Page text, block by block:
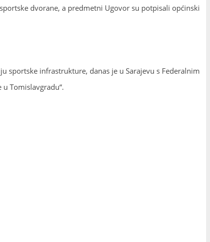
dvorane, a predmetni Ugovor su potpisali općinski
sportske infrastrukture, danas je u Sarajevu s Federalnim
Tomislavgradu“.